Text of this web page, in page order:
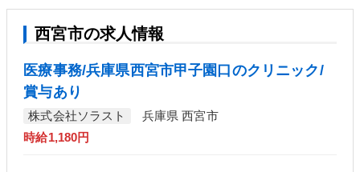
西宮市の求人情報
医療事務/兵庫県西宮市甲子園口のクリニック/
賞与あり
株式会社ソラスト
兵庫県 西宮市
時給1,180円